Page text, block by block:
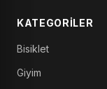
KATEGORILER
Bisiklet
Giyim